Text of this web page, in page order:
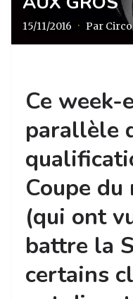
15/11/2016 · Par
Ce week-
parallèle
Coupe
(qui ont
battre la
certains